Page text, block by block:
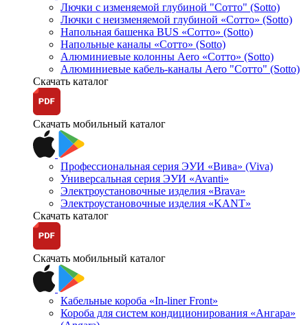
Лючки с изменяемой глубиной "Сотто" (Sotto)
Лючки с неизменяемой глубиной «Сотто» (Sotto)
Напольная башенка BUS «Сотто» (Sotto)
Напольные каналы «Сотто» (Sotto)
Алюминиевые колонны Aero «Сотто» (Sotto)
Алюминиевые кабель-каналы Aero "Сотто" (Sotto)
Скачать каталог
Скачать мобильный каталог
Профессиональная серия ЭУИ «Вива» (Viva)
Универсальная серия ЭУИ «Avanti»
Электроустановочные изделия «Brava»
Электроустановочные изделия «KANT»
Скачать каталог
Скачать мобильный каталог
Кабельные короба «In-liner Front»
Короба для систем кондиционирования «Ангара»